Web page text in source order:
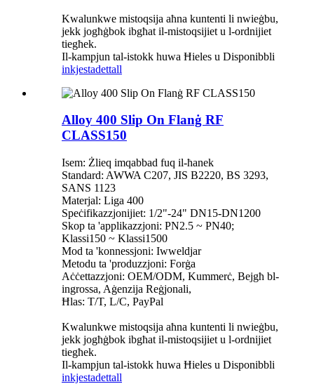
Kwalunkwe mistoqsija aħna kuntenti li nwieġbu,
jekk jogħġbok ibgħat il-mistoqsijiet u l-ordnijiet
tiegħek.
Il-kampjun tal-istokk huwa Ħieles u Disponibbli
inkjestadettall
Alloy 400 Slip On Flanġ RF
CLASS150
Isem: Żlieq imqabbad fuq il-ħanek
Standard: AWWA C207, JIS B2220, BS 3293,
SANS 1123
Materjal: Liga 400
Speċifikazzjonijiet: 1/2"-24" DN15-DN1200
Skop ta 'applikazzjoni: PN2.5 ~ PN40;
Klassi150 ~ Klassi1500
Mod ta 'konnessjoni: Iwweldjar
Metodu ta 'produzzjoni: Forġa
Aċċettazzjoni: OEM/ODM, Kummerċ, Bejgħ bl-
ingrossa, Aġenzija Reġjonali,
Ħlas: T/T, L/C, PayPal
Kwalunkwe mistoqsija aħna kuntenti li nwieġbu,
jekk jogħġbok ibgħat il-mistoqsijiet u l-ordnijiet
tiegħek.
Il-kampjun tal-istokk huwa Ħieles u Disponibbli
inkjestadettall